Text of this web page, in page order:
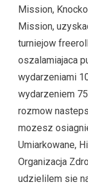
Mission,
Mission,
turniejow
oszalamiajaca
wydarzeniami
wydarzeniem
rozmow
mozesz
Umiarkowane,
Organizacja
udzielilem sie